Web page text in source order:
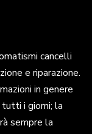
cancelli
e riparazione.
in genere
i giorni; la
sempre la